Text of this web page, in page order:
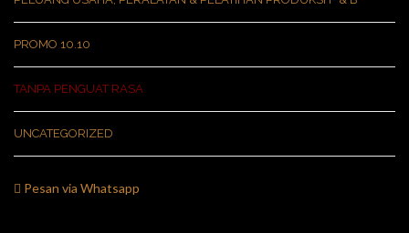
PROMO 10.10
TANPA PENGUAT RASA
UNCATEGORIZED
Pesan via Whatsapp